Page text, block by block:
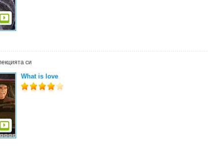
си
What is love